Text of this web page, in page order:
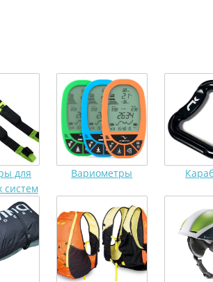
для
систем
Вариометры